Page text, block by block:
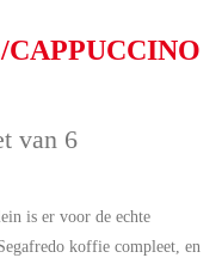
van 6
is er voor de echte
koffie compleet, en